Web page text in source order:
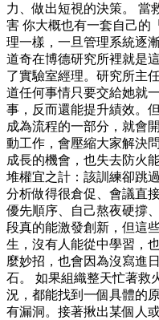
力、做出短視的決策。 當
害 你大概也有一套自己的
理一樣，一旦管理系統逐
道奇在博德研究所裡就是
了實驗室經理。研究所主
道任何事情只要交給她就
事，反而還能提升績效。
成為流程的一部分，就會
動工作，會壓縮大家解決
成長的機會，也失去防火
堆權宜之計：該訓練卻跳
分析做得很倉促、會議直
優先順序、自己熬夜硬撐
段真的能激發創新，但這
生，沒有人能從中學習，
麼妙招，也會因為沒寫進
石。 如果組織整天忙著救
況，都能找到一個具體的
有漏洞。接著揪出某個人